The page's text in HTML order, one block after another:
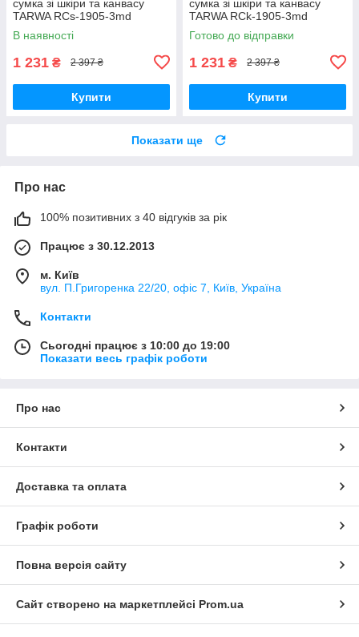
сумка зі шкіри та канвасу
TARWA RCs-1905-3md
В наявності
1 231 ₴ 2 397 ₴
Купити
сумка зі шкіри та канвасу
TARWA RCk-1905-3md
Готово до відправки
1 231 ₴ 2 397 ₴
Купити
Показати ще
Про нас
100% позитивних з 40 відгуків за рік
Працює з 30.12.2013
м. Київ
вул. П.Григоренка 22/20, офіс 7, Київ, Україна
Контакти
Сьогодні працює з 10:00 до 19:00
Показати весь графік роботи
Про нас
Контакти
Доставка та оплата
Графік роботи
Повна версія сайту
Сайт створено на маркетплейсі Prom.ua